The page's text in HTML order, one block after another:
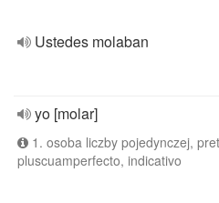
Ustedes molaban
yo [molar]
1. osoba liczby pojedynczej,
pluscuamperfecto, indicativo